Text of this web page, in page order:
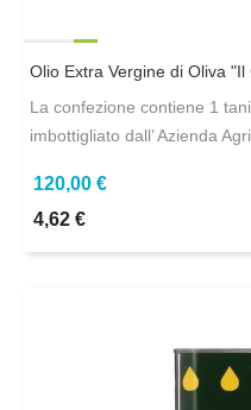
Olio Extra Vergine di Oliva
La confezione contiene 1
imbottigliato dall’ Azienda
120,00 €
4,62 €